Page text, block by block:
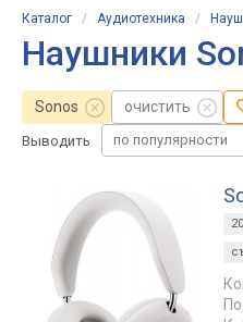
Каталог / Аудиотехника /
Наушники
Sonos очистить
Выводить по популярности